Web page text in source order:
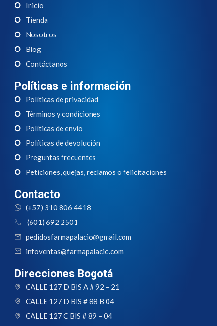
Inicio
Tienda
Nosotros
Blog
Contáctanos
Políticas e información
Políticas de privacidad
Términos y condiciones
Políticas de envío
Políticas de devolución
Preguntas frecuentes
Peticiones, quejas, reclamos o felicitaciones
Contacto
(+57) 310 806 4418
(601) 692 2501
pedidosfarmapalacio@gmail.com
infoventas@farmapalacio.com
Direcciones Bogotá
CALLE 127 D BIS A # 92 – 21
CALLE 127 D BIS # 88 B 04
CALLE 127 C BIS # 89 – 04